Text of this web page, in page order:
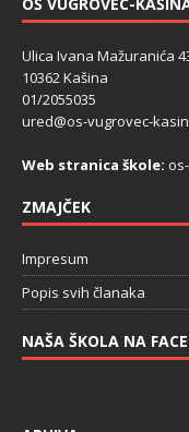
Ulica Ivana Mažuranića
10362 Kašina
01/2055035
ured@os-vugrovec-
Web stranica škole:
ZMAJČEK
Impresum
Popis svih članaka
NAŠA ŠKOLA NA